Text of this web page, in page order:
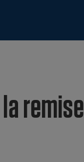
la remise